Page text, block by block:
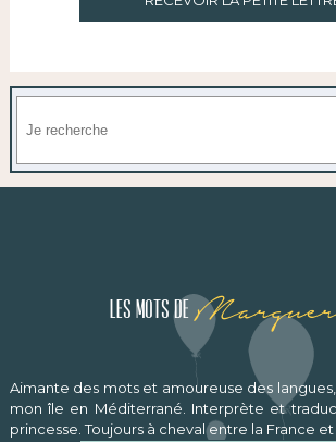
Les mots de
Aimante des mots et amoureuse des
mon île en Méditerrané. Interprète et
princesse. Toujours à cheval entre la France